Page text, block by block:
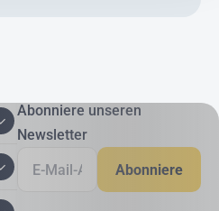
Abonniere unseren
Newsletter